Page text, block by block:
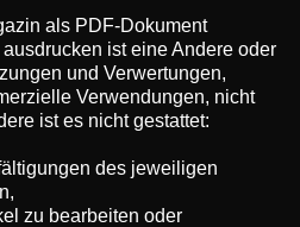
als PDF-Dokument
ist eine Andere oder
und Verwertungen,
Verwendungen, nicht
ist es nicht gestattet:
des jeweiligen
zu bearbeiten oder